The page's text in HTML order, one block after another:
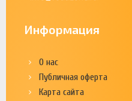
Информация
О нас
Публичная оферта
Карта сайта